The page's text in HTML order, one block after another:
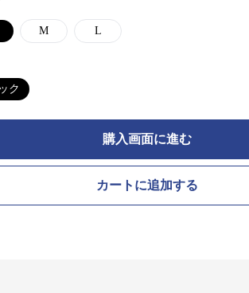
M L
ク
購入画面に進む
カートに追加する